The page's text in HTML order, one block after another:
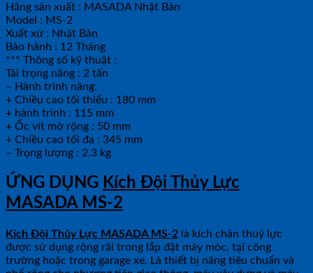
Hãng sản xuất : MASADA Nhật Bản
Model : MS-2
Xuất xứ : Nhật Bản
Bảo hành : 12 Tháng
*** Thông số kỹ thuật :
Tải trọng nâng : 2 tấn
– Hành trình nâng:
+ Chiều cao tối thiểu : 180 mm
+ hành trình : 115 mm
+ Ốc vít mở rộng : 50 mm
+ Chiều cao tối đa : 345 mm
– Trọng lượng : 2.3 kg
ỨNG DỤNG Kích Đội Thủy Lực
MASADA MS-2
Kích Đội Thủy Lực MASADA MS-2 là kích chân thuỷ lực
được sử dụng rộng rãi trong lắp đặt máy móc, tại công
trường hoặc trong garage xe. Là thiết bị nâng tiêu chuẩn và